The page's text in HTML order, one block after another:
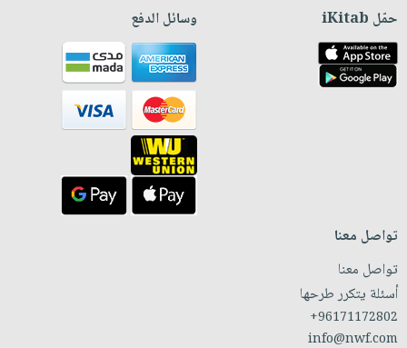
حمّل iKitab وسائل الدفع
تواصل معنا
تواصل معنا
أسئلة يتكرر طرحها
+96171172802
info@nwf.com